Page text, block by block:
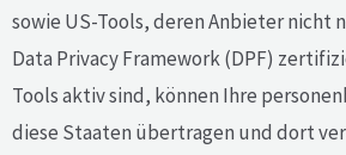
sowie US-Tools, deren Anbieter nicht
Data Privacy Framework (DPF)
Tools aktiv sind, können Ihre
diese Staaten übertragen und dort